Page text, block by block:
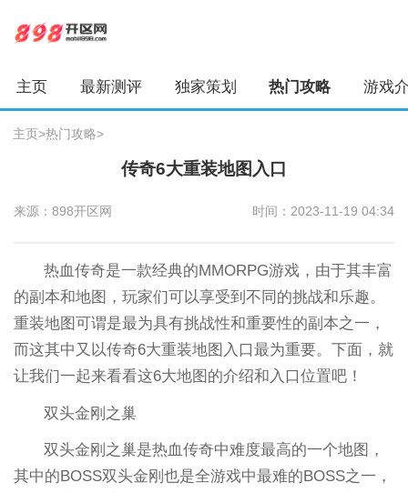
主页 最新测评 独家策划 热门攻略 游戏
主页>热门攻略>
传奇6大重装地图入口
来源：898开区网 时间：2023-11-19 04:34
热血传奇是一款经典的MMORPG游戏，由于其丰富
的副本和地图，玩家们可以享受到不同的挑战和乐趣。
重装地图可谓是最为具有挑战性和重要性的副本之一，
而这其中又以传奇6大重装地图入口最为重要。下面，就
让我们一起来看看这6大地图的介绍和入口位置吧！
双头金刚之巢
双头金刚之巢是热血传奇中难度最高的一个地图，
其中的BOSS双头金刚也是全游戏中最难的BOSS之一，